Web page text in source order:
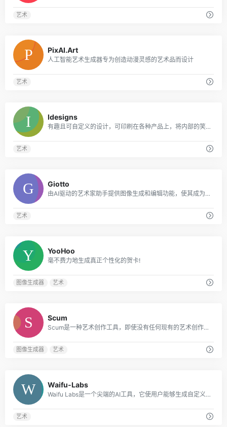
艺术
PixAI.Art
人工智能艺术生成器专为创造动漫灵感的艺术品而设计
艺术
Idesigns
有趣且可自定义的设计，可印刷在各种产品上，将内部的笑话和兴趣转化为难忘的礼物。
艺术
Giotto
由AI驱动的艺术家助手提供图像生成和编辑功能，使其成为艺术家和创意人员的宝贵工具。
艺术
YooHoo
毫不费力地生成真正个性化的贺卡!
图像生成器 艺术
Scum
Scum是一种艺术创作工具，即使没有任何现有的艺术创作经验，用户也可以毫不费力地创作令人惊叹的艺术品。
图像生成器 艺术
Waifu-Labs
Waifu Labs是一个尖端的AI工具，它使用户能够生成自定义的动漫肖像。
艺术